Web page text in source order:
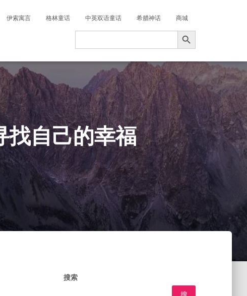
伊索寓言 格林童话 中英双语童话 希腊神话 商城
Search
搜索按钮
找自己的幸福
搜索